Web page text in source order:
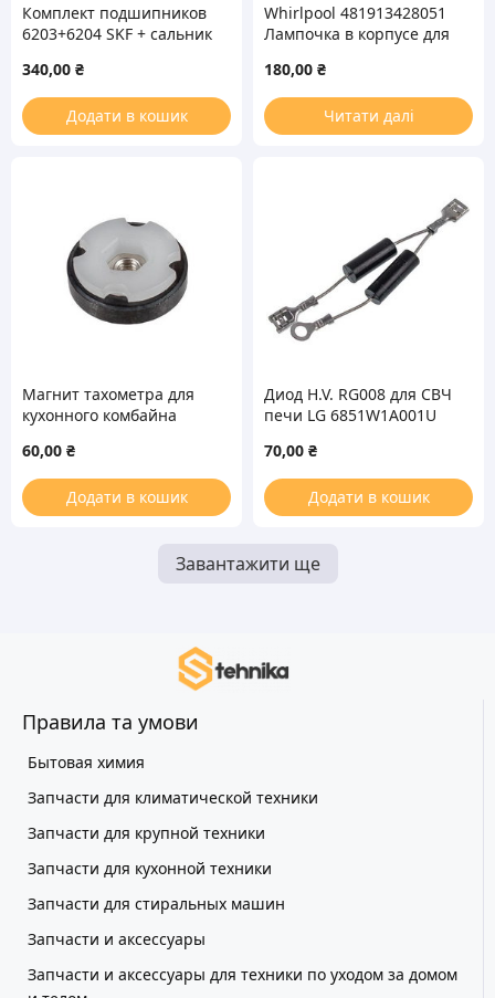
Комплект подшипников
6203+6204 SKF + сальник
340,00 ₴
Додати в кошик
Whirlpool 481913428051
Лампочка в корпусе для
(прямые клеммы)
180,00 ₴
Читати далі
Магнит тахометра для
кухонного комбайна
60,00 ₴
Додати в кошик
Диод H.V. RG008 для СВЧ
печи LG 6851W1A001U
70,00 ₴
Додати в кошик
Завантажити ще
Правила та умови
Бытовая химия
Запчасти для климатической техники
Запчасти для крупной техники
Запчасти для кухонной техники
Запчасти для стиральных машин
Запчасти и аксессуары
Запчасти и аксессуары для техники по уходом за домом